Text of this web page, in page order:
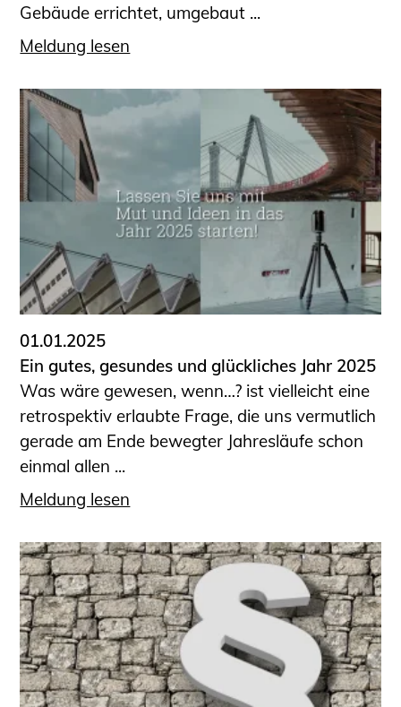
Gebäude errichtet, umgebaut ...
Meldung lesen
01.01.2025
Ein gutes, gesundes und glückliches Jahr 2025
Was wäre gewesen, wenn…? ist vielleicht eine
retrospektiv erlaubte Frage, die uns vermutlich
gerade am Ende bewegter Jahresläufe schon
einmal allen ...
Meldung lesen